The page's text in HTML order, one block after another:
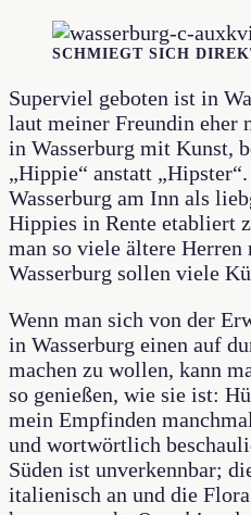
SCHMIEGT SICH
Superviel geboten ist in
laut meiner Freundin eher
in Wasserburg mit Kunst,
„Hippie“ anstatt
Wasserburg am Inn als
Hippies in Rente etabliert
man so viele ältere
Wasserburg sollen viele
Wenn man sich von der
in Wasserburg einen auf
machen zu wollen, kann
so genießen, wie sie ist:
mein Empfinden
und wortwörtlich
Süden ist unverkennbar;
italienisch an und die